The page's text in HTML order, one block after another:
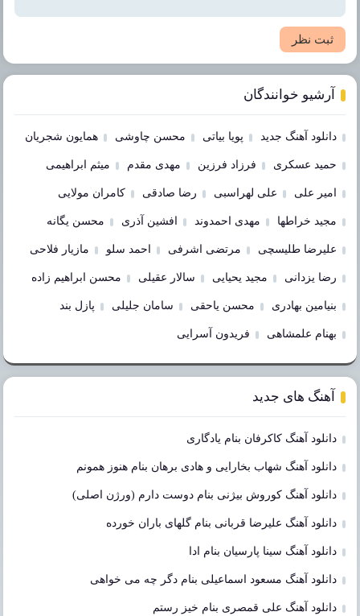
ثبت نظر
آرشیو خوانندگان
دانلود آهنگ جدید پویا بیاتی محسن چاوشی همایون شجریان
حمید عسکری فرزاد فرزین مهدی مقدم میثم ابراهیمی
امیر علی علی لهراسبی رضا صادقی کامران مولایی
مجید خراطها مهدی احمدوند افشین آذری محسن یگانه
علیرضا طلیسچی مرتضی اشرفی احمد سلو مازیار فلاحی
رضا یزدانی مجید یحیایی سالار عقیلی محسن ابراهیم زاده
بنیامین بهادری محسن یاحقی سامان جلیلی پازل بند
بهنام علمشاهی فریدون آسرایی
آهنگ های جدید
دانلود آهنگ کاکرفان بنام یادگاری
دانلود آهنگ شهاب بخارایی و هادی برهان بنام هنوز همونم
دانلود آهنگ کوروش بیژنی بنام دوست دارم (ورژن اصلی)
دانلود آهنگ علیرضا قربانی بنام گلهای باران خورده
دانلود آهنگ سینا پارسیان بنام ادا
دانلود آهنگ مسعود اسماعیلی بنام دگر چه می خواهی
دانلود آهنگ علی قمصری بنام خیز رستم